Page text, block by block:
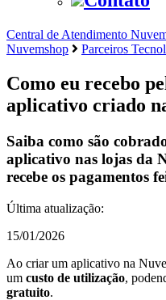
Central de Atendimento
Nuvemshop
Parceiros
Como eu recebo
aplicativo criado
Saiba como são
aplicativo nas lojas da
recebe os pagamentos
Última atualização:
15/01/2026
Ao criar um aplicativo na
um custo de utilização,
gratuito.